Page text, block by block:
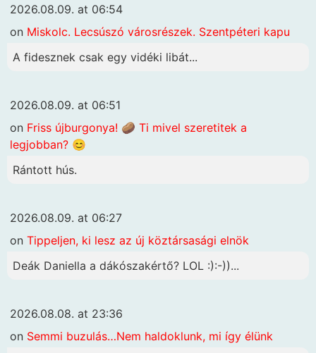
2026.08.09. at 06:54
on Miskolc. Lecsúszó városrészek. Szentpéteri kapu
A fidesznek csak egy vidéki libát...
2026.08.09. at 06:51
on Friss újburgonya! 🥔 Ti mivel szeretitek a
legjobban? 😊
Rántott hús.
2026.08.09. at 06:27
on Tippeljen, ki lesz az új köztársasági elnök
Deák Daniella a dákószakértő? LOL :):-))...
2026.08.08. at 23:36
on Semmi buzulás…Nem haldoklunk, mi így élünk